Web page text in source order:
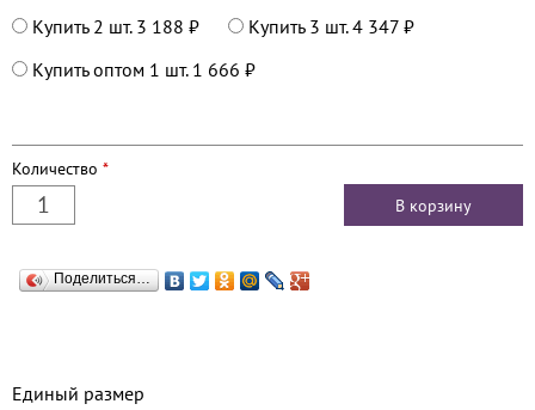
Купить 2 шт. 3 188 ₽ Купить 3 шт. 4 347 ₽
Купить оптом 1 шт. 1 666 ₽
Количество *
Поделиться…
Единый размер